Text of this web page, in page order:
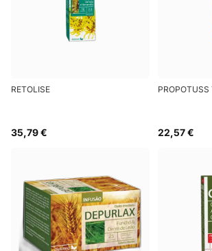
RETOLISE
35,79 €
PROPOTUSS
22,57 €